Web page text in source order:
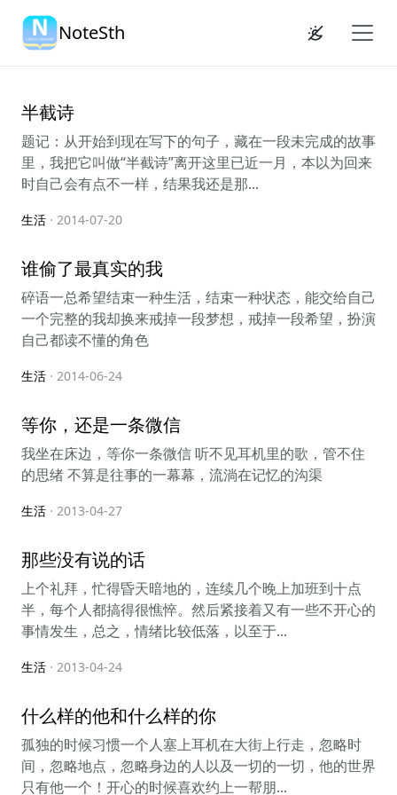
NoteSth
半截诗
题记：从开始到现在写下的句子，藏在一段未完成的故事
里，我把它叫做“半截诗”离开这里已近一月，本以为回来
时自己会有点不一样，结果我还是那...
生活 · 2014-07-20
谁偷了最真实的我
碎语一总希望结束一种生活，结束一种状态，能交给自己
一个完整的我却换来戒掉一段梦想，戒掉一段希望，扮演
自己都读不懂的角色
生活 · 2014-06-24
等你，还是一条微信
我坐在床边，等你一条微信 听不见耳机里的歌，管不住
的思绪 不算是往事的一幕幕，流淌在记忆的沟渠
生活 · 2013-04-27
那些没有说的话
上个礼拜，忙得昏天暗地的，连续几个晚上加班到十点
半，每个人都搞得很憔悴。然后紧接着又有一些不开心的
事情发生，总之，情绪比较低落，以至于...
生活 · 2013-04-24
什么样的他和什么样的你
孤独的时候习惯一个人塞上耳机在大街上行走，忽略时
间，忽略地点，忽略身边的人以及一切的一切，他的世界
只有他一个！开心的时候喜欢约上一帮朋...